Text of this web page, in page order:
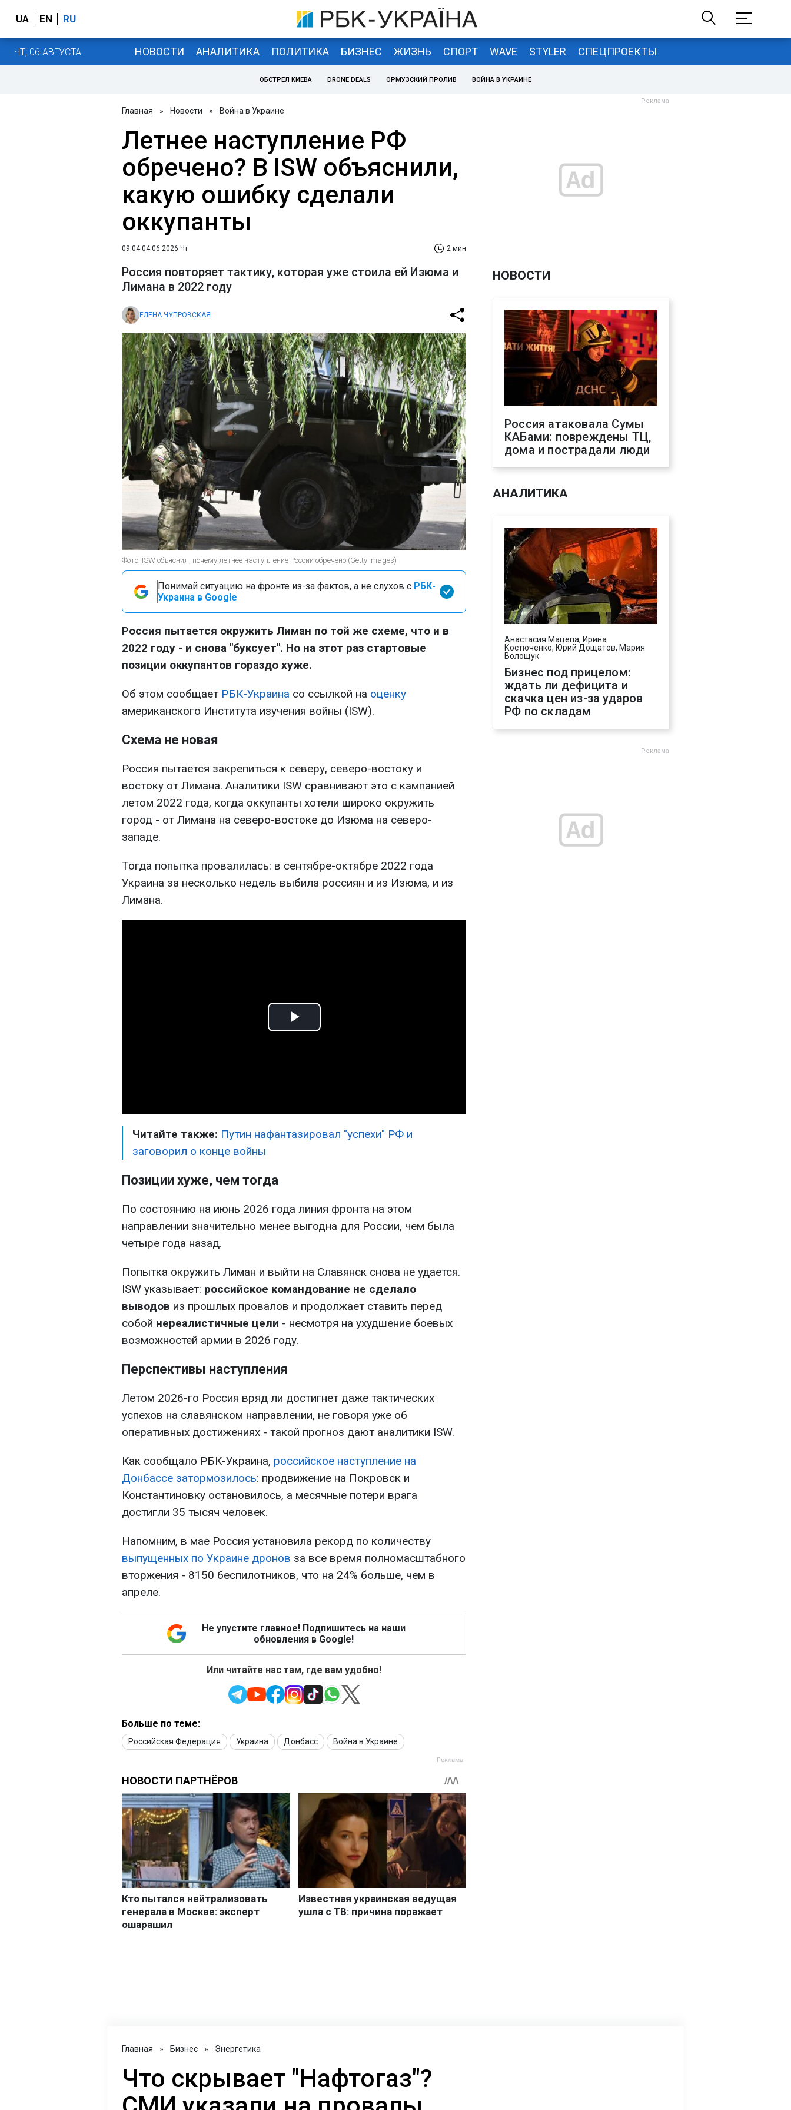
UA EN RU
ЧТ, 06 АВГУСТА НОВОСТИ АНАЛИТИКА ПОЛИТИКА БИЗНЕС ЖИЗНЬ СПОРТ WAVE STYLER СПЕЦПРОЕКТЫ
ОБСТРЕЛ КИЕВА DRONE DEALS ОРМУЗСКИЙ ПРОЛИВ ВОЙНА В УКРАИНЕ
Главная » Новости » Война в Украине
Летнее наступление РФ
обречено? В ISW объяснили,
какую ошибку сделали
оккупанты
09:04 04.06.2026 Чт 2 мин
Россия повторяет тактику, которая уже стоила ей Изюма и
Лимана в 2022 году
ЕЛЕНА ЧУПРОВСКАЯ
Фото: ISW объяснил, почему летнее наступление России обречено (Getty Images)
Понимай ситуацию на фронте из-за фактов, а не слухов с РБК-
Украина в Google
Россия пытается окружить Лиман по той же схеме, что и в
2022 году - и снова "буксует". Но на этот раз стартовые
позиции оккупантов гораздо хуже.
Об этом сообщает РБК-Украина со ссылкой на оценку
американского Института изучения войны (ISW).
Схема не новая
Россия пытается закрепиться к северу, северо-востоку и
востоку от Лимана. Аналитики ISW сравнивают это с кампанией
летом 2022 года, когда оккупанты хотели широко окружить
город - от Лимана на северо-востоке до Изюма на северо-
западе.
Тогда попытка провалилась: в сентябре-октябре 2022 года
Украина за несколько недель выбила россиян и из Изюма, и из
Лимана.
Play
Читайте также: Путин нафантазировал "успехи" РФ и
заговорил о конце войны
Позиции хуже, чем тогда
По состоянию на июнь 2026 года линия фронта на этом
направлении значительно менее выгодна для России, чем была
четыре года назад.
Попытка окружить Лиман и выйти на Славянск снова не удается.
ISW указывает: российское командование не сделало
выводов из прошлых провалов и продолжает ставить перед
собой нереалистичные цели - несмотря на ухудшение боевых
возможностей армии в 2026 году.
Перспективы наступления
Летом 2026-го Россия вряд ли достигнет даже тактических
успехов на славянском направлении, не говоря уже об
оперативных достижениях - такой прогноз дают аналитики ISW.
Как сообщало РБК-Украина, российское наступление на
Донбассе затормозилось: продвижение на Покровск и
Константиновку остановилось, а месячные потери врага
достигли 35 тысяч человек.
Напомним, в мае Россия установила рекорд по количеству
выпущенных по Украине дронов за все время полномасштабного
вторжения - 8150 беспилотников, что на 24% больше, чем в
апреле.
Не упустите главное! Подпишитесь на наши
обновления в Google!
Или читайте нас там, где вам удобно!
Больше по теме:
Российская Федерация Украина Донбасс Война в Украине
НОВОСТИ
Россия атаковала Сумы
КАБами: повреждены ТЦ,
дома и пострадали люди
АНАЛИТИКА
Анастасия Мацепа, Ирина
Костюченко, Юрий Дощатов, Мария
Волощук
Бизнес под прицелом:
ждать ли дефицита и
скачка цен из-за ударов
РФ по складам
Главная » Бизнес » Энергетика
Что скрывает "Нафтогаз"?